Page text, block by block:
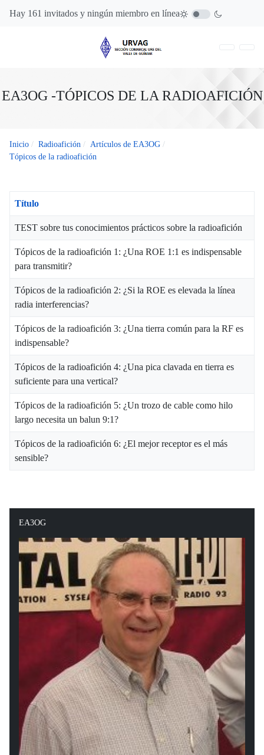
Hay 161 invitados y ningún miembro en línea
EA3OG -TÓPICOS DE LA RADIOAFICIÓN
Inicio Radioafición
Artículos de EA3OG
Tópicos de la radioafición
Título
TEST sobre tus conocimientos prácticos sobre la radioafición
Tópicos de la radioafición 1: ¿Una ROE 1:1 es indispensable
para transmitir?
Tópicos de la radioafición 2: ¿Si la ROE es elevada la línea
radia interferencias?
Tópicos de la radioafición 3: ¿Una tierra común para la RF es
indispensable?
Tópicos de la radioafición 4: ¿Una pica clavada en tierra es
suficiente para una vertical?
Tópicos de la radioafición 5: ¿Un trozo de cable como hilo
largo necesita un balun 9:1?
Tópicos de la radioafición 6: ¿El mejor receptor es el más
sensible?
EA3OG